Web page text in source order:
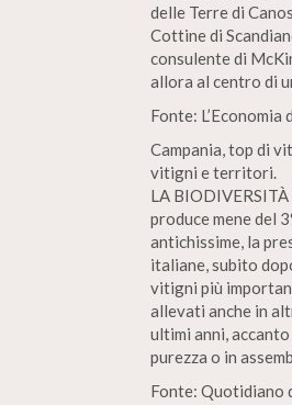
delle Terre di
Cottine di
consulente di
allora al centro di
Fonte:
Campania, top di
vitigni e territori.
LA
produce mene del
antichissime, la
italiane, subito
vitigni più
allevati anche in
ultimi anni,
purezza o in
Fonte: Quotidiano